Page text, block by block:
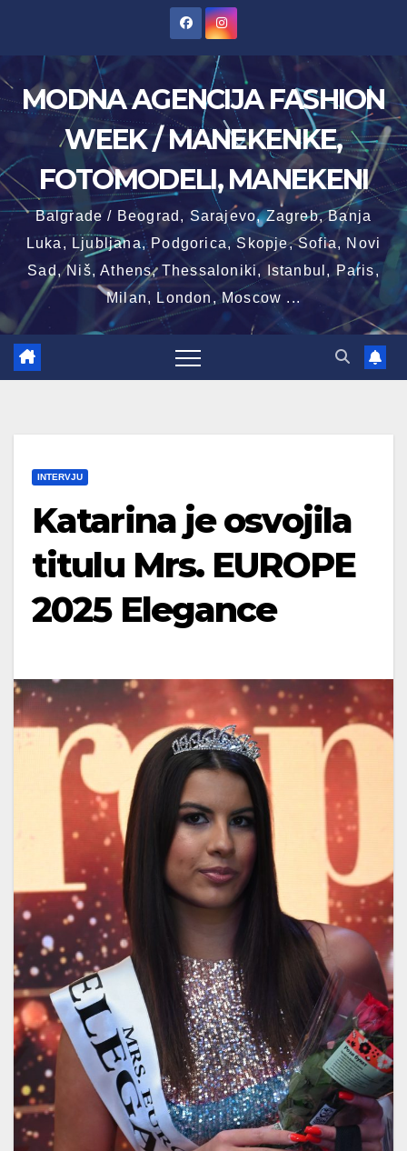
content
MODNA AGENCIJA FASHION
WEEK / MANEKENKE,
FOTOMODELI, MANEKENI
Balgrade / Beograd, Sarajevo, Zagreb, Banja
Luka, Ljubljana, Podgorica, Skopje, Sofia, Novi
Sad, Niš, Athens, Thessaloniki, Istanbul, Paris,
Milan, London, Moscow ...
INTERVJU
Katarina je osvojila
titulu Mrs. EUROPE
2025 Elegance